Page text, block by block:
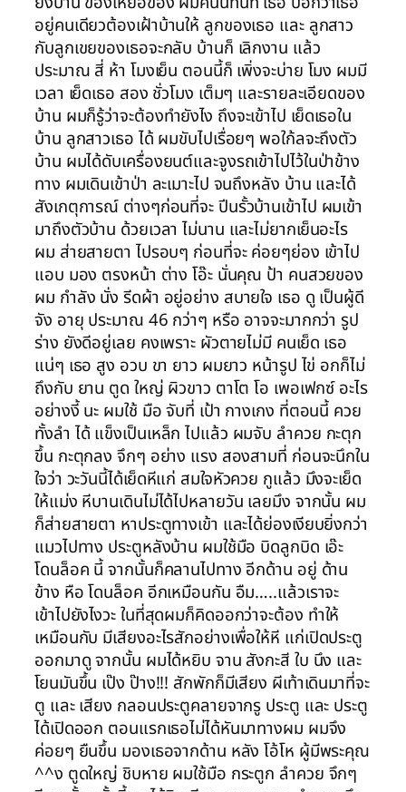
อยู่คนเดียวต้องเฝ้าบ้านให้ ลูกของเธอ และ ลูกสาว
กับลูกเขยของเธอจะกลับ บ้านก็ เลิกงาน แล้ว
ประมาณ สี่ ห้า โมงเย็น ตอนนี้ก็ เพิ่งจะบ่าย โมง ผมมี
เวลา เย็ดเธอ สอง ชั่วโมง เต็มๆ และรายละเอียดของ
บ้าน ผมก็รู้ว่าจะต้องทำยังไง ถึงจะเข้าไป เย็ดเธอใน
บ้าน ลูกสาวเธอ ได้ ผมขับไปเรื่อยๆ พอใก้ลจะถึงตัว
บ้าน ผมได้ดับเครื่องยนต์และจูงรถเข้าไปไว้ในป่าข้าง
ทาง ผมเดินเข้าป่า ละเมาะไป จนถึงหลัง บ้าน และได้
สังเกตุการณ์ ต่างๆก่อนที่จะ ปีนรั้วบ้านเข้าไป ผมเข้า
มาถึงตัวบ้าน ด้วยเวลา ไม่นาน และไม่ยากเย็นอะไร
ผม ส่ายสายตา ไปรอบๆ ก่อนที่จะ ค่อยๆย่อง เข้าไป
แอบ มอง ตรงหน้า ต่าง โอ๊ะ นั่นคุณ ป้า คนสวยของ
ผม กำลัง นั่ง รีดผ้า อยู่อย่าง สบายใจ เธอ ดู เป็นผู้ดี
จัง อายุ ประมาณ 46 กว่าๆ หรือ อาจจะมากกว่า รูป
ร่าง ยังดีอยู่เลย คงเพราะ ผัวตายไม่มี คนเย็ด เธอ
แน่ๆ เธอ สูง อวบ ขา ยาว ผมยาว หน้ารูป ไข่ อกก็ไม่
ถึงกับ ยาน ตูด ใหญ่ ผิวขาว ตาโต โอ เพอเฟกซ์ อะไร
อย่างงี้ นะ ผมใช้ มือ จับที่ เป้า กางเกง ที่ตอนนี้ ควย
ทั้งลำ ได้ แข็งเป็นเหล็ก ไปแล้ว ผมจับ ลำควย กะตุก
ขึ้น กะตุกลง จึกๆ อย่าง แรง สองสามที่ ก่อนจะนึกใน
ใจว่า วะวันนี้ได้เย็ดหีแก่ สมใจหัวควย กูแล้ว มึงจะเย็ด
ให้แม่ง หีบานเดินไม่ได้ไปหลายวัน เลยมึง จากนั้น ผม
ก็ส่ายสายตา หาประตูทางเข้า และได้ย่องเงียบยิ่งกว่า
แมวไปทาง ประตูหลังบ้าน ผมใช้มือ บิดลูกบิด เอ๊ะ
โดนล็อค นี้ จากนั้นก็คลานไปทาง อีกด้าน อยู่ ด้าน
ข้าง หือ โดนล็อค อีกเหมือนกัน อืม…..แล้วเราจะ
เข้าไปยังไงวะ ในที่สุดผมก็คิดออกว่าจะต้อง ทำให้
เหมือนกับ มีเสียงอะไรสักอย่างเพื่อให้หี แก่เปิดประตู
ออกมาดู จากนั้น ผมได้หยิบ จาน สังกะสี ใบ นึง และ
โยนมันขึ้น เป๊ง ป๊าง!!! สักพักก็มีเสียง ผีเท้าเดินมาที่จะ
ตู และ เสียง กลอนประตูคลายจากรู ประตู และ ประตู
ได้เปิดออก ตอนแรกเธอไม่ได้หันมาทางผม ผมจึง
ค่อยๆ ยืนขึ้น มองเธอจากด้าน หลัง โอ้โห ผู้มีพระคุณ
^^ง ตูดใหญ่ ชิบหาย ผมใช้มือ กระตูก ลำควย จึกๆ